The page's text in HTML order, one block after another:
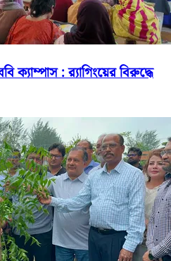
ক্যাম্পাস : র‍্যাগিংয়ের বিরুদ্ধে